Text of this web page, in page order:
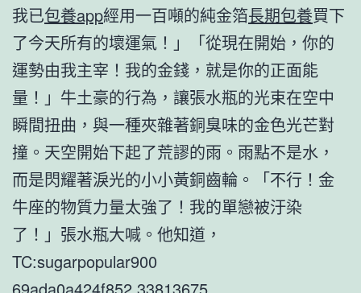
我已包養app經用一百噸的純金箔長期包養買下
了今天所有的壞運氣！」「從現在開始，你的
運勢由我主宰！我的金錢，就是你的正面能
量！」牛土豪的行為，讓張水瓶的光束在空中
瞬間扭曲，與一種夾雜著銅臭味的金色光芒對
撞。天空開始下起了荒謬的雨。雨點不是水，
而是閃耀著淚光的小小黃銅齒輪。「不行！金
牛座的物質力量太強了！我的單戀被汙染
了！」張水瓶大喊。他知道，
TC:sugarpopular900
69ada0a424f852.33813675